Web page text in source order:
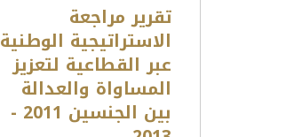
تقرير مراجعة
الاستراتيجية الوطنية
عبر القطاعية لتعزيز
المساواة والعدالة
بين الجنسين 2011 -